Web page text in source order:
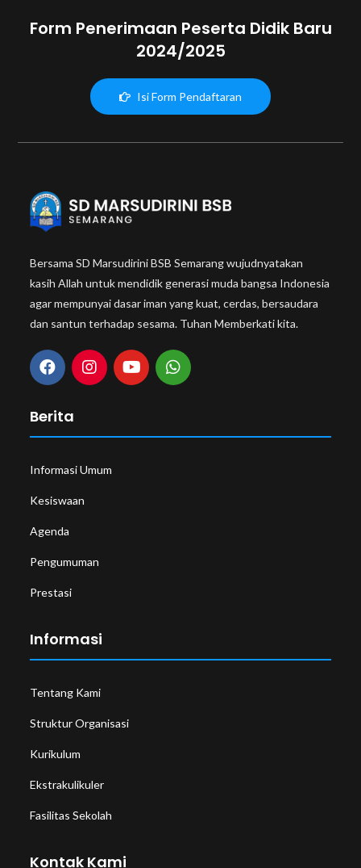
Form Penerimaan Peserta Didik Baru
2024/2025
Isi Form Pendaftaran
Bersama SD Marsudirini BSB Semarang wujudnyatakan
kasih Allah untuk mendidik generasi muda bangsa Indonesia
agar mempunyai dasar iman yang kuat, cerdas, bersaudara
dan santun terhadap sesama. Tuhan Memberkati kita.
Berita
Informasi Umum
Kesiswaan
Agenda
Pengumuman
Prestasi
Informasi
Tentang Kami
Struktur Organisasi
Kurikulum
Ekstrakulikuler
Fasilitas Sekolah
Kontak Kami